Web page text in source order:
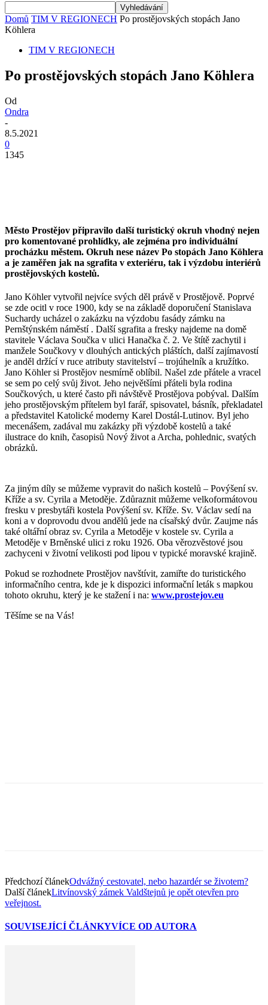
Domů TIM V REGIONECH Po prostějovských stopách Jano
Köhlera
TIM V REGIONECH
Po prostějovských stopách Jano Köhlera
Od
Ondra
-
8.5.2021
0
1345
Město Prostějov připravilo další turistický okruh vhodný nejen
pro komentované prohlídky, ale zejména pro individuální
procházku městem. Okruh nese název Po stopách Jano Köhlera
a je zaměřen jak na sgrafita v exteriéru, tak i výzdobu interiérů
prostějovských kostelů.
Jano Köhler vytvořil nejvíce svých děl právě v Prostějově. Poprvé
se zde ocitl v roce 1900, kdy se na základě doporučení Stanislava
Suchardy ucházel o zakázku na výzdobu fasády zámku na
Pernštýnském náměstí . Další sgrafita a fresky najdeme na domě
stavitele Václava Součka v ulici Hanačka č. 2. Ve štítě zachytil i
manžele Součkovy v dlouhých antických pláštích, další zajímavostí
je anděl držící v ruce atributy stavitelství – trojúhelník a kružítko.
Jano Köhler si Prostějov nesmírně oblíbil. Našel zde přátele a vracel
se sem po celý svůj život. Jeho největšími přáteli byla rodina
Součkových, u které často při návštěvě Prostějova pobýval. Dalším
jeho prostějovským přítelem byl farář, spisovatel, básník, překladatel
a představitel Katolické moderny Karel Dostál-Lutinov. Byl jeho
mecenášem, zadával mu zakázky při výzdobě kostelů a také
ilustrace do knih, časopisů Nový život a Archa, pohlednic, svatých
obrázků.
Za jiným díly se můžeme vypravit do našich kostelů – Povýšení sv.
Kříže a sv. Cyrila a Metoděje. Zdůraznit můžeme velkoformátovou
fresku v presbytáři kostela Povýšení sv. Kříže. Sv. Václav sedí na
koni a v doprovodu dvou andělů jede na císařský dvůr. Zaujme nás
také oltářní obraz sv. Cyrila a Metoděje v kostele sv. Cyrila a
Metoděje v Brněnské ulici z roku 1926. Oba věrozvěstové jsou
zachyceni v životní velikosti pod lipou v typické moravské krajině.
Pokud se rozhodnete Prostějov navštívit, zamiřte do turistického
informačního centra, kde je k dispozici informační leták s mapkou
tohoto okruhu, který je ke stažení i na: www.prostejov.eu
Těšíme se na Vás!
Předchozí článekOdvážný cestovatel, nebo hazardér se životem?
Další článekLitvínovský zámek Valdštejnů je opět otevřen pro
veřejnost.
SOUVISEJÍCÍ ČLÁNKYVÍCE OD AUTORA